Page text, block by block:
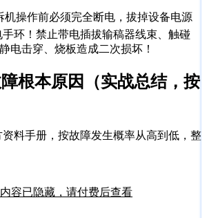
操作前必须完全断电，拔掉设备电源
环！禁止带电插拔输稿器线束、触碰
电击穿、烧板造成二次损坏！
根本原因（实战总结，按
料手册，按故障发生概率从高到低，整
容已隐藏，请付费后查看